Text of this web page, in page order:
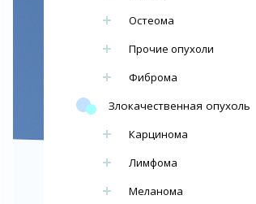
Остеома
Прочие опухоли
Фиброма
Злокачественная опухоль
Карцинома
Лимфома
Меланома